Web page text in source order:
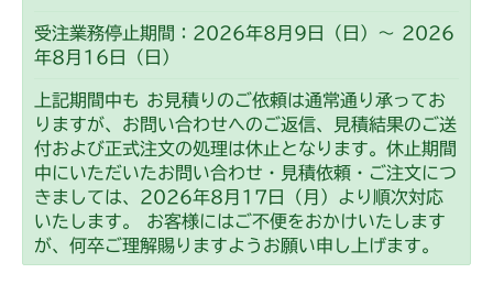
ミッション FIG4 アクスル
CM2201RC
ミッション FIG4 アクスル
CM2201YC
ミッション FIG4 アクスル
CM2201YCV/YCS
ミッション FIG4 アクスル
CM2203RC
受注業務停止期間：2026年8月9日（日）～ 2026
年8月16日（日）
上記期間中も お見積りのご依頼は通常通り承ってお
りますが、お問い合わせへのご返信、見積結果のご送
付および正式注文の処理は休止となります。休止期間
中にいただいたお問い合わせ・見積依頼・ご注文につ
きましては、2026年8月17日（月）より順次対応
いたします。 お客様にはご不便をおかけいたします
が、何卒ご理解賜りますようお願い申し上げます。